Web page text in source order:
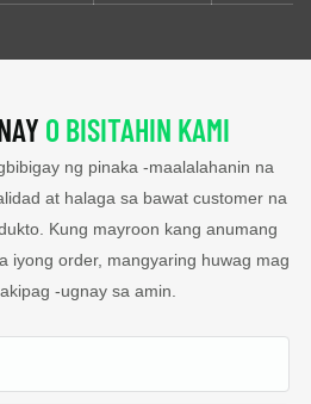
O BISITAHIN KAMI
ng pinaka -maalalahanin na
at halaga sa bawat customer na
Kung mayroon kang anumang
iyong order, mangyaring huwag mag
-ugnay sa amin.